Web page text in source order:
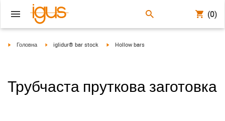
(0)
igus-icon-arrow-right
Головна igus-icon-arrow-right
iglidur® bar stock igus-icon-arrow-right
Hollow bars
Трубчаста пруткова заготовка